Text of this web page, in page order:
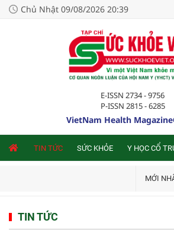
Chủ Nhật 09/08/2026 20:39
E-ISSN 2734 - 9756
P-ISSN 2815 - 6285
VietNam Health
TIN TỨC SỨC KHỎE Y HỌC CỔ
MỚI
TIN TỨC